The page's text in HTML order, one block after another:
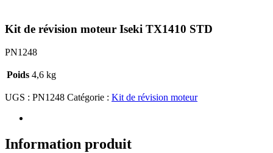
Kit de révision moteur Iseki TX1410 STD
PN1248
Poids 4,6 kg
UGS : PN1248 Catégorie : Kit de révision moteur
Information produit